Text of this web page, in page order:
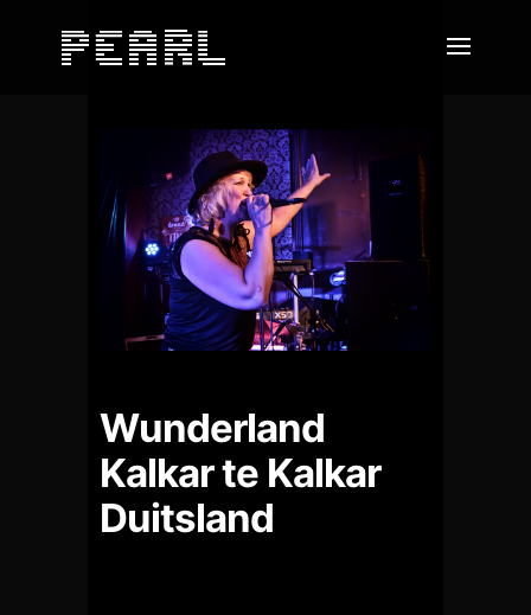
Wunderland
Kalkar te Kalkar
Duitsland